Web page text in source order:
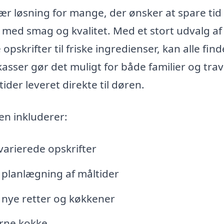
løsning for mange, der ønsker at spare tid
smag og kvalitet. Med et stort udvalg af
til friske ingredienser, kan alle
gør det muligt for både familier og
leveret direkte til døren.
inkluderer:
opskrifter
af måltider
retter og køkkener